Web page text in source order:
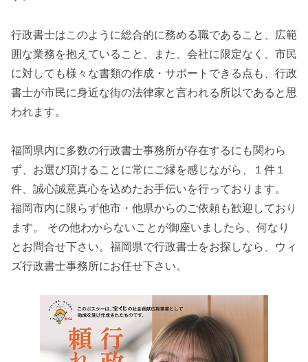
行政書士はこのように総合的に務める職であること、広範
囲な業務を抱えていること、また、会社に限定なく、市民
に対しても様々な書類の作成・サポートできる点も、行政
書士が市民に身近な街の法律家と言われる所以であると思
われます。
福岡県内に多数の行政書士事務所が存在するにも関わら
ず、お選び頂けることに常にご縁を感じながら、１件１
件、誠心誠意真心を込めたお手伝いを行っております。
福岡市内に限らず他市・他県からのご依頼も歓迎しており
ます。 その他わからないことが御座いましたら、何なり
とお問合せ下さい。福岡県で行政書士をお探しなら、ウィ
ズ行政書士事務所にお任せ下さい。